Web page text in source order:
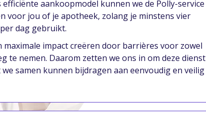
aankoopmodel kunnen we de Polly-service
voor jou of je apotheek, zolang je minstens vier
dag gebruikt.
maximale impact creëren door barrières voor zowel
te nemen. Daarom zetten we ons in om deze dienst
samen kunnen bijdragen aan eenvoudig en veilig